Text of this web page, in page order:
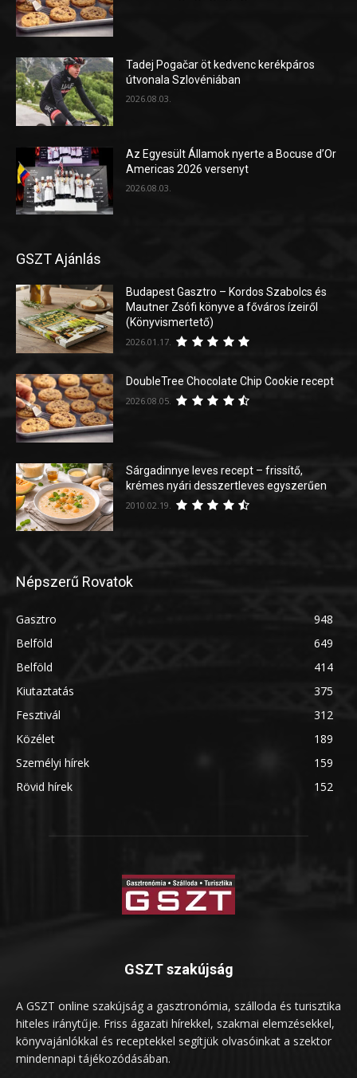
Tadej Pogačar öt kedvenc kerékpáros
útvonala Szlovéniában
2026.08.03.
Az Egyesült Államok nyerte a Bocuse d’Or
Americas 2026 versenyt
2026.08.03.
GSZT Ajánlás
Budapest Gasztro – Kordos Szabolcs és
Mautner Zsófi könyve a főváros ízeiről
(Könyvismertető)
2026.01.17.
DoubleTree Chocolate Chip Cookie recept
2026.08.05.
Sárgadinnye leves recept – frissítő,
krémes nyári desszertleves egyszerűen
2010.02.19.
Népszerű Rovatok
Gasztro
948
Belföld
649
Belföld
414
Kiutaztatás
375
Fesztivál
312
Közélet
189
Személyi hírek
159
Rövid hírek
152
GSZT szakújság
A GSZT online szakújság a gasztronómia, szálloda és turisztika
hiteles iránytűje. Friss ágazati hírekkel, szakmai elemzésekkel,
könyvajánlókkal és receptekkel segítjük olvasóinkat a szektor
mindennapi tájékozódásában.